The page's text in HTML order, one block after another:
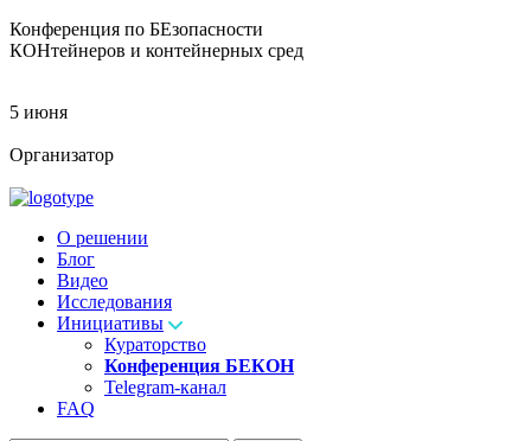
Конференция по БЕзопасности
КОНтейнеров и контейнерных сред
5 июня
Организатор
О решении
Блог
Видео
Исследования
Инициативы
Кураторство
Конференция БЕКОН
Telegram-канал
FAQ